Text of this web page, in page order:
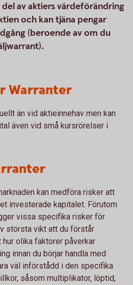
av aktiers värdeförändring
och kan tjäna pengar
(beroende av om du
Warranter
än vid aktieinnehav men kan
även vid små kursrörelser i
kan medföra risker att
investerade kapitalet. Förutom
vissa specifika risker för
största vikt att du förstår
olika faktorer påverkar
innan du börjar handla med
väl införstådd i den specifika
såsom multiplikator, löptid,